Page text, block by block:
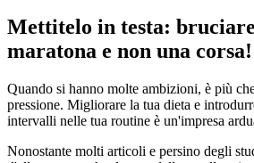
Mettitelo in testa:
maratona e non una corsa!
Quando si hanno molte ambizioni, è più
pressione. Migliorare la tua dieta e
intervalli nelle tua routine è un'impresa
Nonostante molti articoli e persino degli